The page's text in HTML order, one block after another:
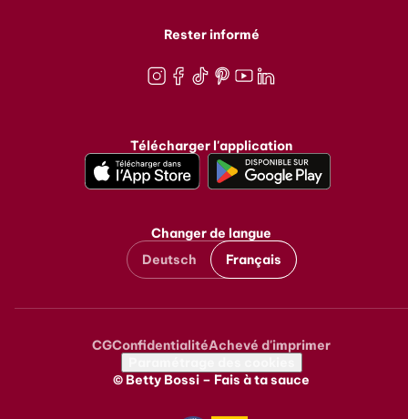
Rester informé
Télécharger l'application
Changer de langue
Deutsch
Français
Metanavigation
CGConfidentialitéAchevé d'imprimer
© Betty Bossi – Fais à ta sauce